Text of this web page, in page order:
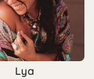
Lya